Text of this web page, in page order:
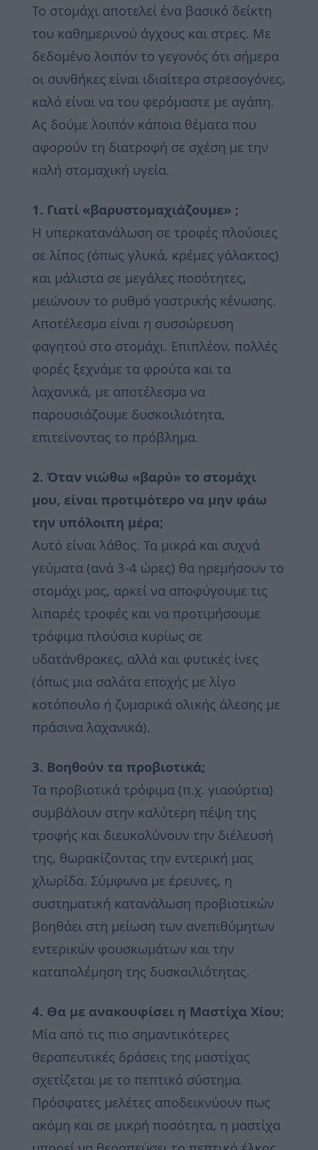
Το στομάχι αποτελεί ένα βασικό δείκτη
του καθημερινού άγχους και στρες. Με
δεδομένο λοιπόν το γεγονός ότι σήμερα
οι συνθήκες είναι ιδιαίτερα στρεσογόνες,
καλό είναι να του φερόμαστε με αγάπη.
Ας δούμε λοιπόν κάποια θέματα που
αφορούν τη διατροφή σε σχέση με την
καλή στομαχική υγεία.
1. Γιατί «βαρυστομαχιάζουμε» ;
Η υπερκατανάλωση σε τροφές πλούσιες
σε λίπος (όπως γλυκά, κρέμες γάλακτος)
και μάλιστα σε μεγάλες ποσότητες,
μειώνουν το ρυθμό γαστρικής κένωσης.
Αποτέλεσμα είναι η συσσώρευση
φαγητού στο στομάχι. Επιπλέον, πολλές
φορές ξεχνάμε τα φρούτα και τα
λαχανικά, με αποτέλεσμα να
παρουσιάζουμε δυσκοιλιότητα,
επιτείνοντας το πρόβλημα.
2. Όταν νιώθω «βαρύ» το στομάχι
μου, είναι προτιμότερο να μην φάω
την υπόλοιπη μέρα;
Αυτό είναι λάθος. Τα μικρά και συχνά
γεύματα (ανά 3-4 ώρες) θα ηρεμήσουν το
στομάχι μας, αρκεί να αποφύγουμε τις
λιπαρές τροφές και να προτιμήσουμε
τρόφιμα πλούσια κυρίως σε
υδατάνθρακες, αλλά και φυτικές ίνες
(όπως μια σαλάτα εποχής με λίγο
κοτόπουλο ή ζυμαρικά ολικής άλεσης με
πράσινα λαχανικά).
3. Βοηθούν τα προβιοτικά;
Τα προβιοτικά τρόφιμα (π.χ. γιαούρτια)
συμβάλουν στην καλύτερη πέψη της
τροφής και διευκολύνουν την διέλευσή
της, θωρακίζοντας την εντερική μας
χλωρίδα. Σύμφωνα με έρευνες, η
συστηματική κατανάλωση προβιοτικών
βοηθάει στη μείωση των ανεπιθύμητων
εντερικών φουσκωμάτων και την
καταπολέμηση της δυσκοιλιότητας.
4. Θα με ανακουφίσει η Μαστίχα Χίου;
Μία από τις πιο σημαντικότερες
θεραπευτικές δράσεις της μαστίχας
σχετίζεται με το πεπτικό σύστημα.
Πρόσφατες μελέτες αποδεικνύουν πως
ακόμη και σε μικρή ποσότητα, η μαστίχα